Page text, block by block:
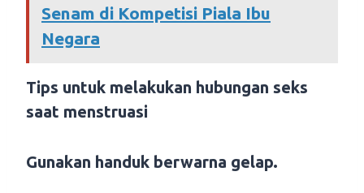
Senam di Kompetisi Piala Ibu
Negara
Tips untuk melakukan hubungan seks
saat menstruasi
Gunakan handuk berwarna gelap.